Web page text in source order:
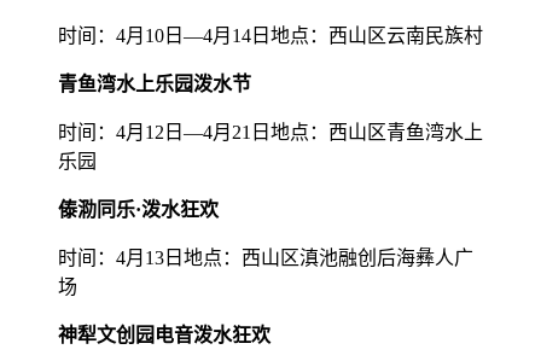
时间：4月10日—4月14日地点：西山区云南民族村
青鱼湾水上乐园泼水节
时间：4月12日—4月21日地点：西山区青鱼湾水上
乐园
傣泐同乐·泼水狂欢
时间：4月13日地点：西山区滇池融创后海彝人广
场
神犁文创园电音泼水狂欢